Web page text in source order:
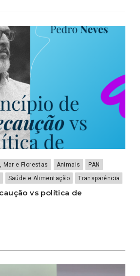
Mar e Florestas Animais
PAN
Saúde e Alimentação Transparência
vs política de